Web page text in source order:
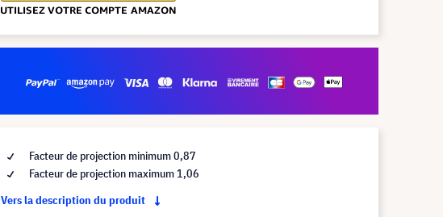
Facteur de projection minimum 0,87
Facteur de projection maximum 1,06
Vers la description du produit